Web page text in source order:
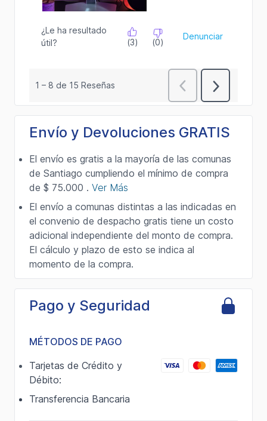
Envío y Devoluciones GRATIS
El envío es gratis a la mayoría de las comunas
de Santiago cumpliendo el mínimo de compra
de $ 75.000 . Ver Más
El envío a comunas distintas a las indicadas en
el convenio de despacho gratis tiene un costo
adicional independiente del monto de compra.
El cálculo y plazo de esto se indica al
momento de la compra.
Pago y Seguridad
MÉTODOS DE PAGO
Tarjetas de Crédito y
Débito:
Transferencia Bancaria